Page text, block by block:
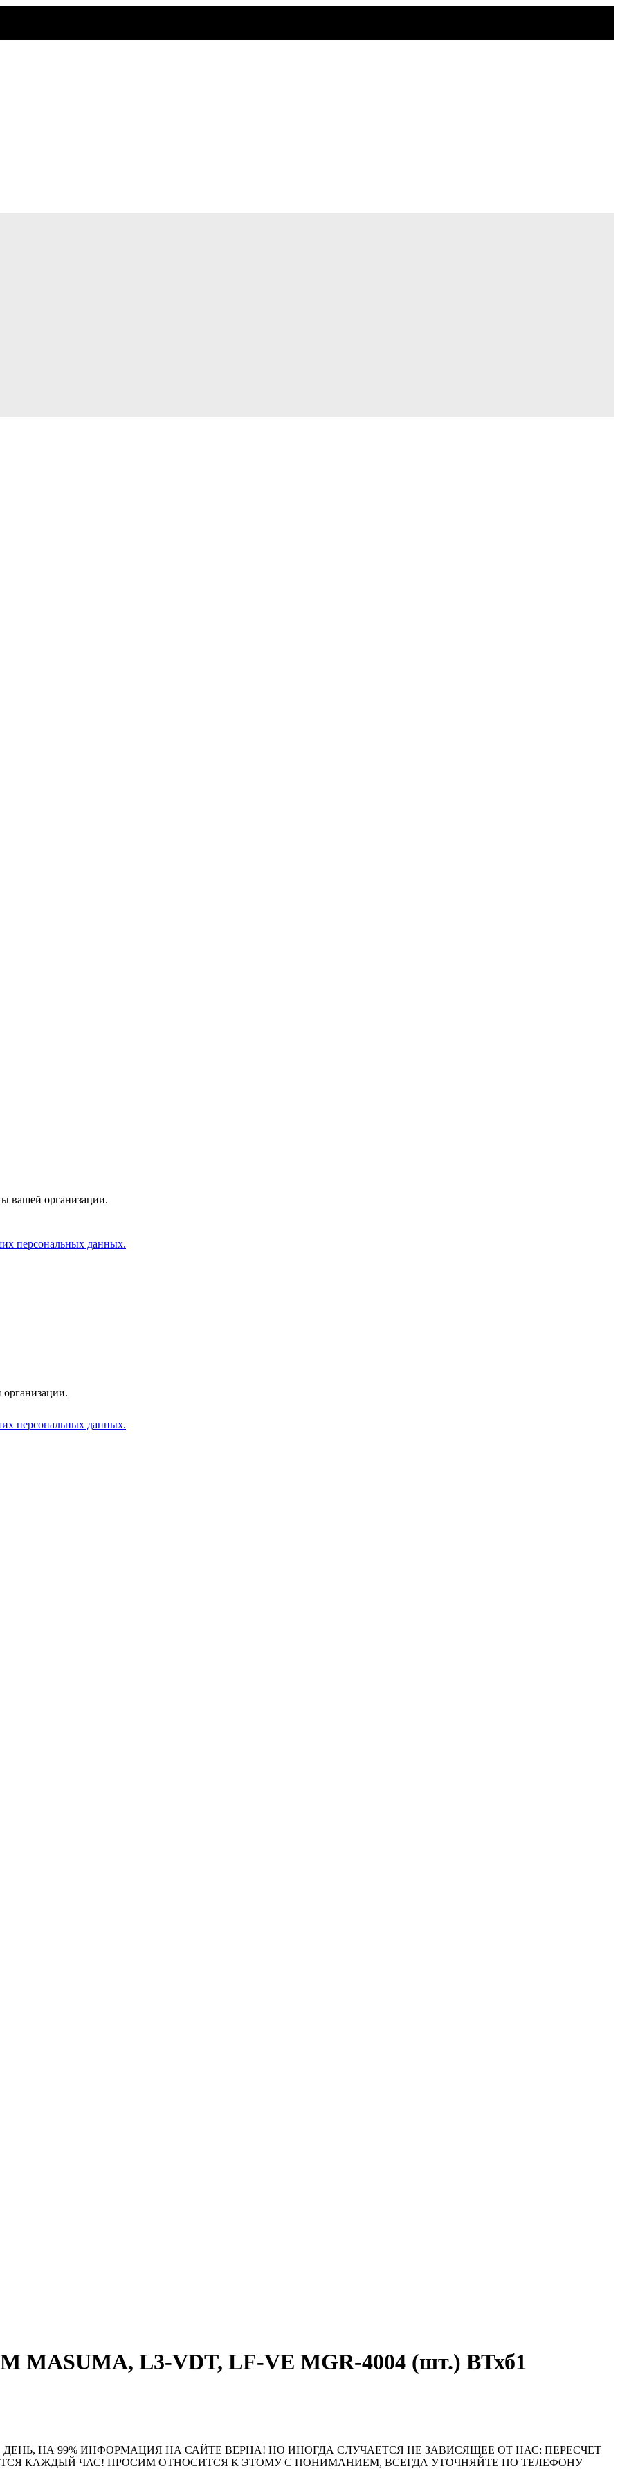
вашей организации.
персональных данных.
персональных данных.
MASUMA, L3-VDT, LF-VE MGR-4004 (шт.) ВТхб1
НА 99% ИНФОРМАЦИЯ НА САЙТЕ ВЕРНА! НО ИНОГДА СЛУЧАЕТСЯ НЕ ЗАВИСЯЩЕЕ ОТ НАС: ПЕРЕСЧЕТ
КАЖДЫЙ ЧАС! ПРОСИМ ОТНОСИТСЯ К ЭТОМУ С ПОНИМАНИЕМ, ВСЕГДА УТОЧНЯЙТЕ ПО ТЕЛЕФОНУ